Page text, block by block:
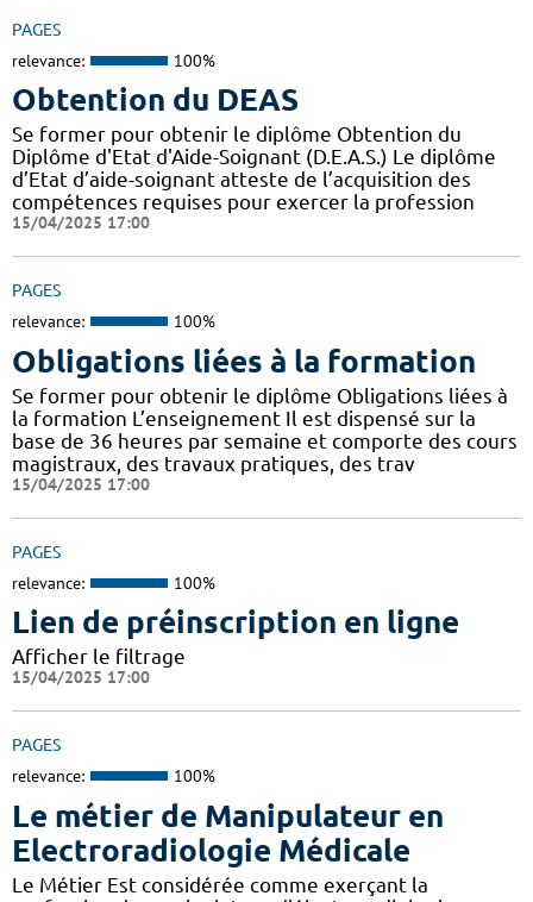
PAGES
relevance: 100%
Obtention du DEAS
Se former pour obtenir le diplôme Obtention du
Diplôme d'Etat d'Aide-Soignant (D.E.A.S.) Le diplôme
d’Etat d’aide-soignant atteste de l’acquisition des
compétences requises pour exercer la profession
15/04/2025 17:00
PAGES
relevance: 100%
Obligations liées à la formation
Se former pour obtenir le diplôme Obligations liées à
la formation L’enseignement Il est dispensé sur la
base de 36 heures par semaine et comporte des cours
magistraux, des travaux pratiques, des trav
15/04/2025 17:00
PAGES
relevance: 100%
Lien de préinscription en ligne
Afficher le filtrage
15/04/2025 17:00
PAGES
relevance: 100%
Le métier de Manipulateur en
Electroradiologie Médicale
Le Métier Est considérée comme exerçant la